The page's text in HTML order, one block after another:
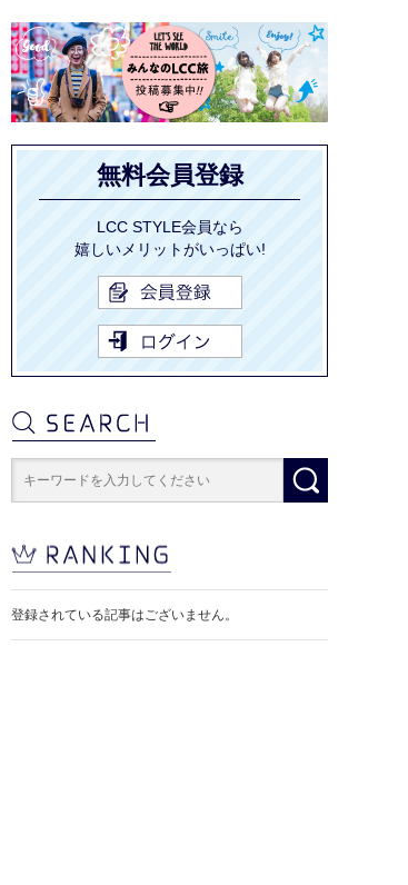
無料会員登録
LCC STYLE会員なら
嬉しいメリットがいっぱい!
登録されている記事はございません。